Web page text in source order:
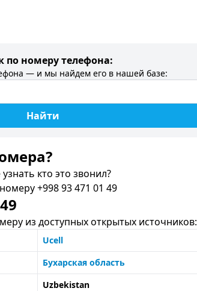
по номеру телефона:
— и мы найдем его в нашей базе:
Найти
кто это звонил?
+998 93 471 01 49
из доступных открытых источников:
Ucell
Бухарская область
Uzbekistan